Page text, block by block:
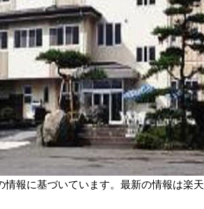
情報に基づいています。最新の情報は楽